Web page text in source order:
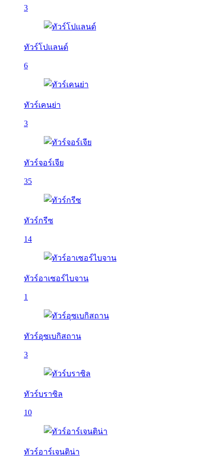
3
ทัวร์โปแลนด์
6
ทัวร์เคนย่า
3
ทัวร์จอร์เจีย
35
ทัวร์กรีซ
14
ทัวร์อาเซอร์ไบจาน
1
ทัวร์อุซเบกิสถาน
3
ทัวร์บราซิล
10
ทัวร์อาร์เจนติน่า